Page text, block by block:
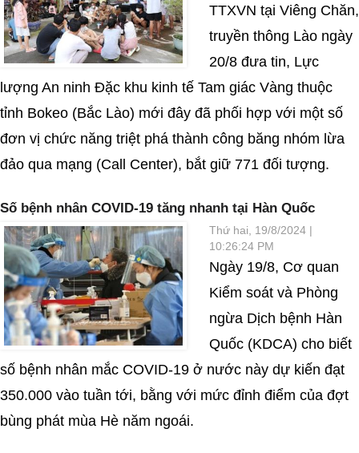
TTXVN tại Viêng Chăn,
truyền thông Lào ngày
20/8 đưa tin, Lực
lượng An ninh Đặc khu kinh tế Tam giác Vàng thuộc
tỉnh Bokeo (Bắc Lào) mới đây đã phối hợp với một số
đơn vị chức năng triệt phá thành công băng nhóm lừa
đảo qua mạng (Call Center), bắt giữ 771 đối tượng.
Số bệnh nhân COVID-19 tăng nhanh tại Hàn Quốc
Thứ hai, 19/8/2024 |
10:26:24 PM
Ngày 19/8, Cơ quan
Kiểm soát và Phòng
ngừa Dịch bệnh Hàn
Quốc (KDCA) cho biết
số bệnh nhân mắc COVID-19 ở nước này dự kiến đạt
350.000 vào tuần tới, bằng với mức đỉnh điểm của đợt
bùng phát mùa Hè năm ngoái.